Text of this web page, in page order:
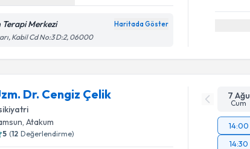
Terapi Merkezi Haritada Göster
Kabil Cd No:3 D:2, 06000
Dr. Cengiz Çelik
, Atakum
5 (12 Değerlendirme)
7 Ağu
Cum
14:00
14:30